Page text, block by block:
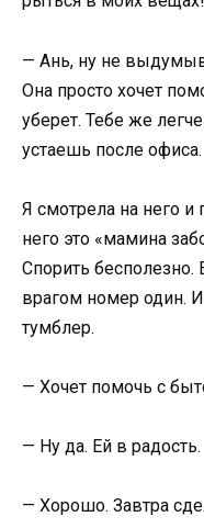
— Ань, ну не
Она просто хочет
уберет. Тебе же
устаешь после офиса.
Я смотрела на него
него это «мамина
Спорить бесполезно.
врагом номер один.
тумблер.
— Хочет помочь с
— Ну да. Ей в радость.
— Хорошо. Завтра